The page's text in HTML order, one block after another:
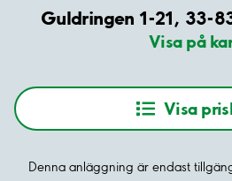
Guldringen 1-21, 33-
Visa på
Visa
Denna anläggning är endast